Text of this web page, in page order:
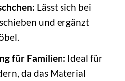
Lässt sich bei
und ergänzt
für Familien: Ideal für
da das Material